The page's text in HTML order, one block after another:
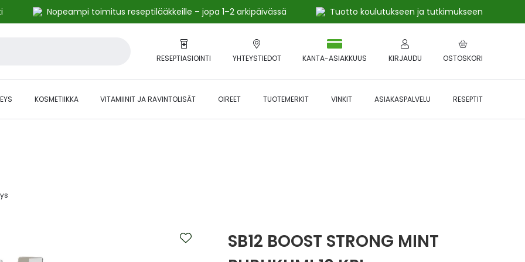
Nopeampi toimitus reseptilääkkeille – jopa 1–2 arkipäivässä
Tuotto koulutukseen ja tutkimukseen
RESEPTIASIOINTI YHTEYSTIEDOT OSTOSKORI
KANTA-ASIAKKUUS KIRJAUDU
KOSMETIIKKA VITAMIINIT JA RAVINTOLISÄT OIREET TUOTEMERKIT VINKIT ASIAKASPALVELU RESEPTIT
SB12 BOOST STRONG MINT